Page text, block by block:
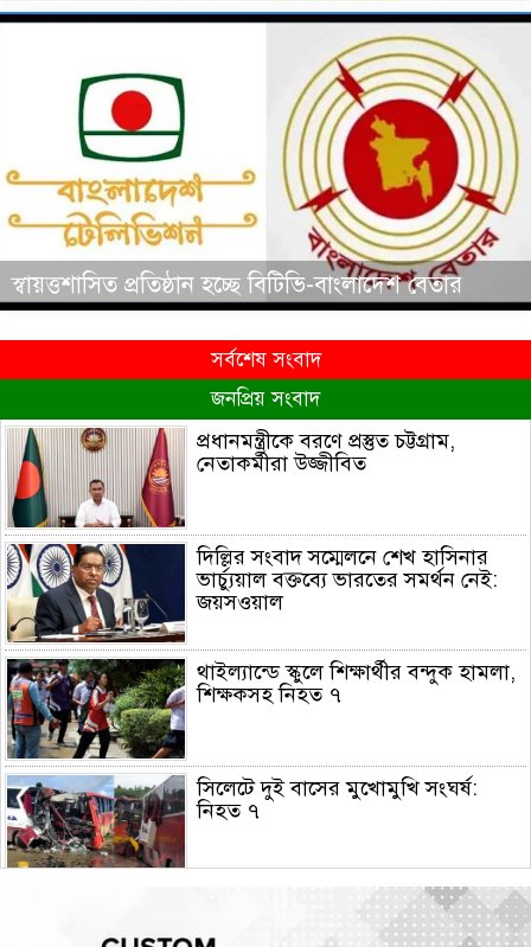
স্বায়ত্তশাসিত প্রতিষ্ঠান হচ্ছে বিটিভি-বাংলাদেশ বেতার
সর্বশেষ সংবাদ
জনপ্রিয় সংবাদ
প্রধানমন্ত্রীকে বরণে প্রস্তুত চট্টগ্রাম,
নেতাকর্মীরা উজ্জীবিত
দিল্লির সংবাদ সম্মেলনে শেখ হাসিনার
ভার্চ্যুয়াল বক্তব্যে ভারতের সমর্থন নেই:
জয়সওয়াল
থাইল্যান্ডে স্কুলে শিক্ষার্থীর বন্দুক হামলা,
শিক্ষকসহ নিহত ৭
সিলেটে দুই বাসের মুখোমুখি সংঘর্ষ:
নিহত ৭
রাষ্ট্রপতি নির্বাচনের তফসিল ঘোষণা:
নির্বাচন ২০ আগস্ট, ভোটার ৩৪৯ জন